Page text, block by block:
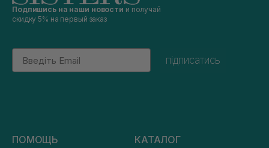
Подпишись на наши новости и получай
скидку 5% на первый заказ
Email
підписатись
ПОМОЩЬ КАТАЛОГ